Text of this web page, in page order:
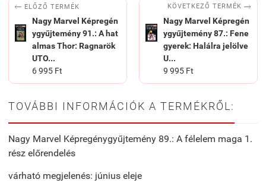
 ELŐZŐ TERMÉK
Nagy Marvel Képregén
ygyűjtemény 91.: A ​hat
almas Thor: Ragnarök
UTO...
6 995 Ft
KÖVETKEZŐ TERMÉK 
Nagy Marvel Képregén
ygyűjtemény 87.: Fene
gyerek: ​Halálra jelölve
U...
9 995 Ft
TOVÁBBI INFORMÁCIÓK A TERMÉKRŐL:
Nagy Marvel Képregénygyűjtemény 89.: A ​félelem maga 1.
rész előrendelés
várható megjelenés: június eleje